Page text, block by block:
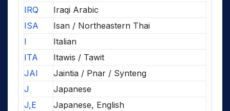
IRQ
Iraqi Arabic
ISA
Isan / Northeastern Thai
I
Italian
ITA
Itawis / Tawit
JAI
Jaintia / Pnar / Synteng
J
Japanese
J,E
Japanese, English